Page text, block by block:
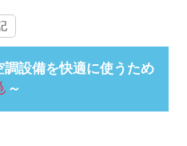
設備を快適に使うため
～